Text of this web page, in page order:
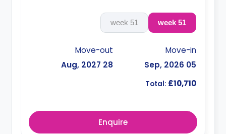
51 week
51 week
Move-in
05 Sep, 2026
Move-out
28 Aug, 2027
Total: £10,710
Enquire